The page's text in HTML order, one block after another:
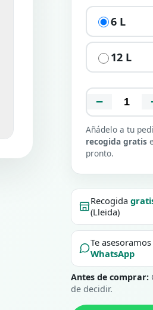
6 L
12 L
−
Añádelo a tu
recogida gratis
pronto.
Recogida
(Lleida)
Te
WhatsApp
Antes de comprar:
de decidir.